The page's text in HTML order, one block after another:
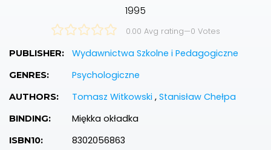
1995
0.00 Avg rating—0 Votes
PUBLISHER: Wydawnictwa Szkolne i Pedagogiczne
GENRES: Psychologiczne
AUTHORS: Tomasz Witkowski , Stanisław Chełpa
BINDING: Miękka okładka
ISBN10: 8302056863